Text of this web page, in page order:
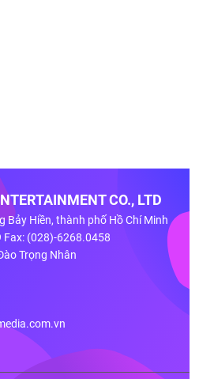
CO., LTD
Bảy Hiền, thành phố Hồ Chí Minh
(028)-6268.0458
Trọng Nhân